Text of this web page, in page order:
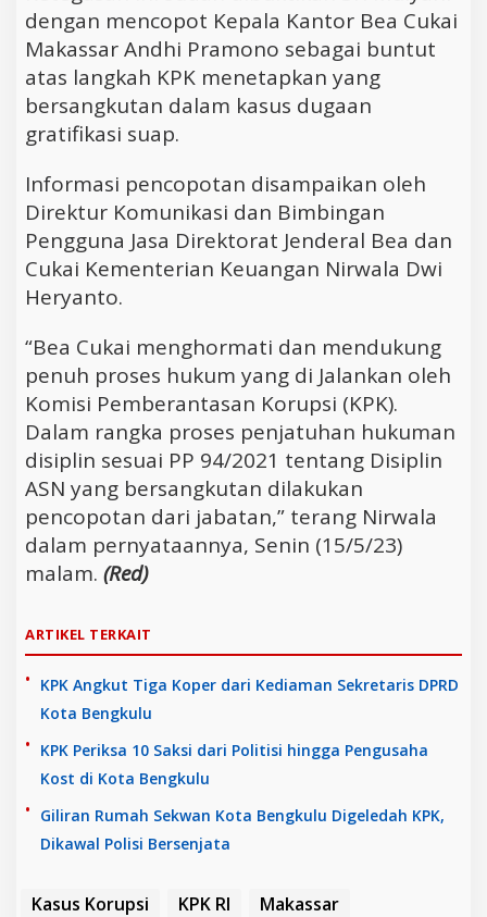
dengan mencopot Kepala Kantor Bea Cukai
Makassar Andhi Pramono sebagai buntut
atas langkah KPK menetapkan yang
bersangkutan dalam kasus dugaan
gratifikasi suap.
Informasi pencopotan disampaikan oleh
Direktur Komunikasi dan Bimbingan
Pengguna Jasa Direktorat Jenderal Bea dan
Cukai Kementerian Keuangan Nirwala Dwi
Heryanto.
“Bea Cukai menghormati dan mendukung
penuh proses hukum yang di Jalankan oleh
Komisi Pemberantasan Korupsi (KPK).
Dalam rangka proses penjatuhan hukuman
disiplin sesuai PP 94/2021 tentang Disiplin
ASN yang bersangkutan dilakukan
pencopotan dari jabatan,” terang Nirwala
dalam pernyataannya, Senin (15/5/23)
malam. (Red)
ARTIKEL TERKAIT
KPK Angkut Tiga Koper dari Kediaman Sekretaris DPRD
Kota Bengkulu
KPK Periksa 10 Saksi dari Politisi hingga Pengusaha
Kost di Kota Bengkulu
Giliran Rumah Sekwan Kota Bengkulu Digeledah KPK,
Dikawal Polisi Bersenjata
Kasus Korupsi KPK RI Makassar